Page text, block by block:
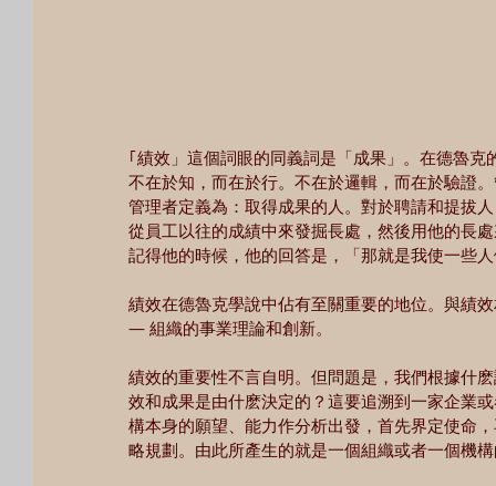
｢績效」這個詞眼的同義詞是「成果」。在德魯
不在於知，而在於行。不在於邏輯，而在於驗證
管理者定義為：取得成果的人。對於聘請和提拔
從員工以往的成績中來發掘長處，然後用他的長
記得他的時候，他的回答是，「那就是我使一些
績效在德魯克學說中佔有至關重要的地位。與績
— 組織的事業理論和創新。
績效的重要性不言自明。但問題是，我們根據什
效和成果是由什麽決定的？這要追溯到一家企業
構本身的願望、能力作分析出發，首先界定使命
略規劃。由此所產生的就是一個組織或者一個機